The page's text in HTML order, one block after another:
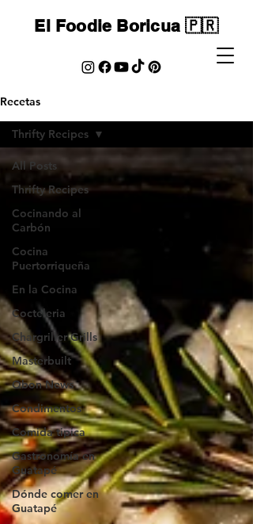
El Foodie Boricua 🇵🇷
Recetas
All Posts
Thrifty Recipes
Cocinando al
Carbón
Cocina
Puertorriqueña
En la Cocina
Cocteleria
Chargriller Grills
Masterbuilt
Qbon News
Condimentos
Comida tipica
Gastronomía en
Guatapé
Dónde comer en
Guatapé
Thrifty Recipes